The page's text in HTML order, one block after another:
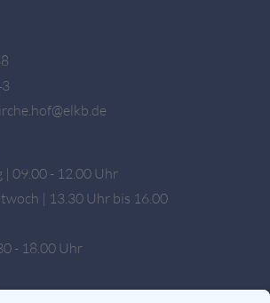
| 09.00 - 12.00 Uhr
| 13.30 Uhr bis 16.00
- 18.00 Uhr